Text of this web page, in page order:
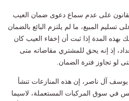
555 من هذا القانون على عدم سماع دعوى ضمان العيب
تسليم المبيع، ما لم يلتزم البائع بالضمان
بهذه المدة إذا ثبت أن إخفاء العيب كان
إذ إنه يحق للمشتري مقاضاته متى
لو تجاوز فترة الضمان.
يوسف آل ناصر، إن هذه المنازعات تنشأ
في سوق المركبات المستعملة، لاسيما